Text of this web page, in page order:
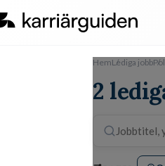
HemLediga jobb
2